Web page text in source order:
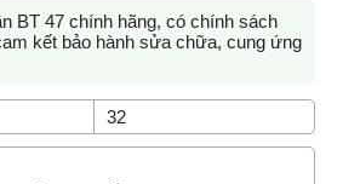
BT 47 chính hãng, có chính sách
kết bảo hành sửa chữa, cung ứng
32